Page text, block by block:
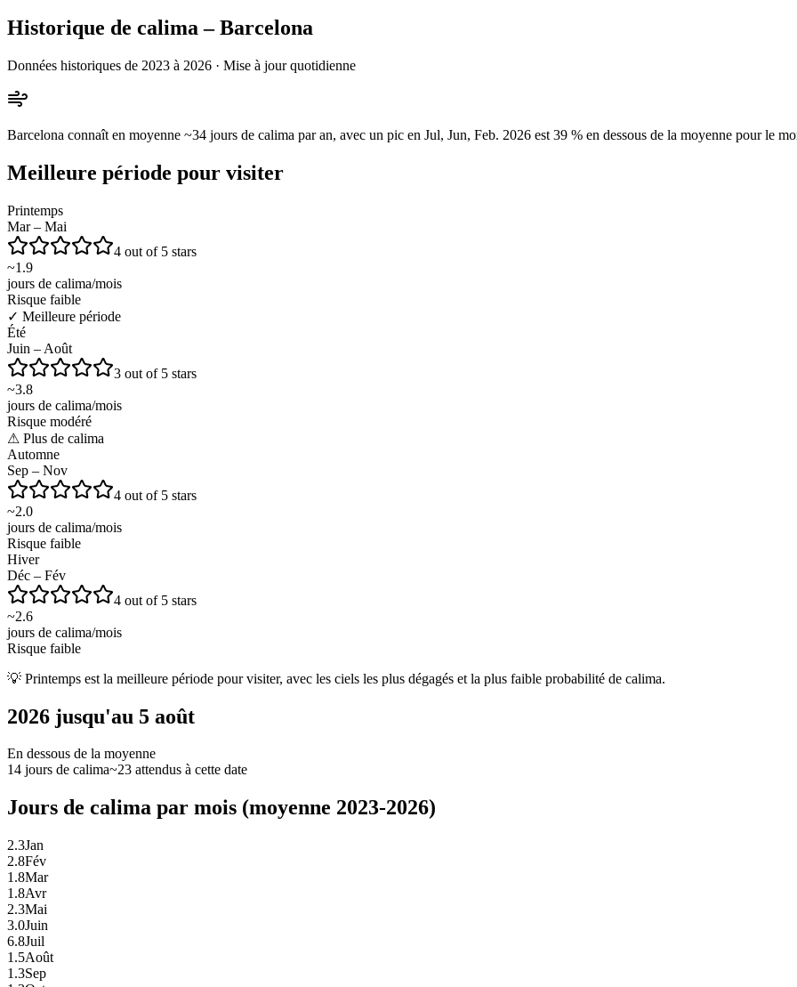
Historique de calima – Barcelona
Données historiques de 2023 à 2026 · Mise à jour quotidienne
Barcelona connaît en moyenne ~34 jours de calima par an, avec un pic en Jul, Jun, Feb. 2026 est 39 % en dessous de la moyenne pour le
Meilleure période pour visiter
Printemps
Mar – Mai
4 out of 5 stars
~1.9
jours de calima/mois
Risque faible
✓ Meilleure période
Été
Juin – Août
3 out of 5 stars
~3.8
jours de calima/mois
Risque modéré
⚠ Plus de calima
Automne
Sep – Nov
4 out of 5 stars
~2.0
jours de calima/mois
Risque faible
Hiver
Déc – Fév
4 out of 5 stars
~2.6
jours de calima/mois
Risque faible
💡 Printemps est la meilleure période pour visiter, avec les ciels les plus dégagés et la plus faible probabilité de calima.
2026 jusqu'au 5 août
En dessous de la moyenne
14 jours de calima~23 attendus à cette date
Jours de calima par mois (moyenne 2023-2026)
2.3Jan
2.8Fév
1.8Mar
1.8Avr
2.3Mai
3.0Juin
6.8Juil
1.5Août
1.3Sep